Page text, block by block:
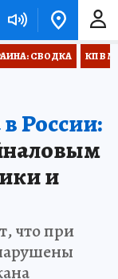
СВОДКА КП В
России:
и
что при